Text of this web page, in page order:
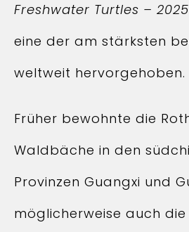
Freshwater Turtles – 2025
eine der am stärksten
weltweit hervorgehoben.
Früher bewohnte die
Waldbäche in den
Provinzen Guangxi und
möglicherweise auch die